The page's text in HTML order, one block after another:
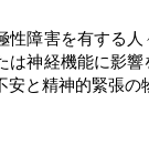
性障害を有する
は神経機能に影
と精神的緊張の